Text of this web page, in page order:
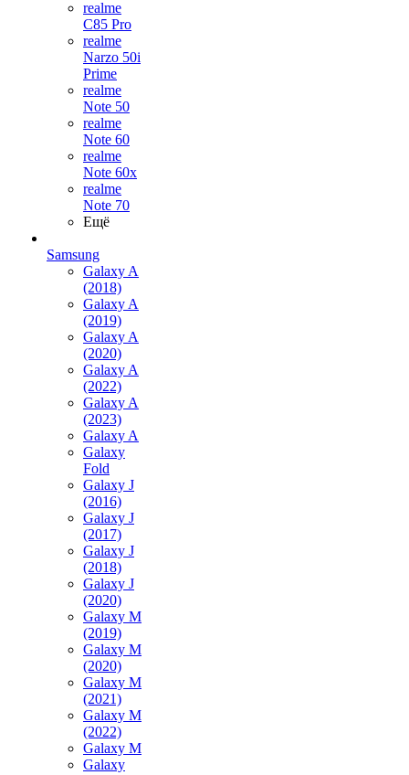
realme
C85 Pro
realme
Narzo 50i
Prime
realme
Note 50
realme
Note 60
realme
Note 60x
realme
Note 70
Ещё
Samsung
Galaxy A
(2018)
Galaxy A
(2019)
Galaxy A
(2020)
Galaxy A
(2022)
Galaxy A
(2023)
Galaxy A
Galaxy
Fold
Galaxy J
(2016)
Galaxy J
(2017)
Galaxy J
(2018)
Galaxy J
(2020)
Galaxy M
(2019)
Galaxy M
(2020)
Galaxy M
(2021)
Galaxy M
(2022)
Galaxy M
Galaxy